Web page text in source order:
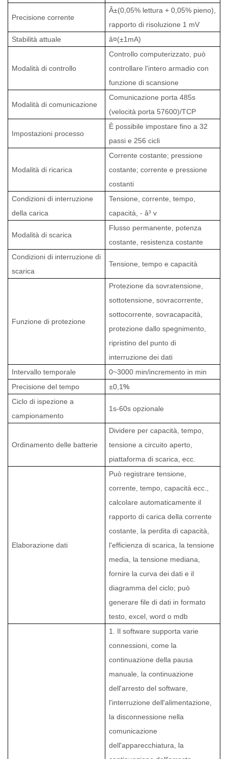
Precisione corrente
Â±(0,05% lettura + 0,05% pieno),
rapporto di risoluzione 1 mV
Stabilità attuale
â¤(±1mA)
Modalità di controllo
Controllo computerizzato, può
controllare l'intero armadio con
funzione di scansione
Modalità di comunicazione
Comunicazione porta 485s
(velocità porta 57600)/TCP
Impostazioni processo
È possibile impostare fino a 32
passi e 256 cicli
Modalità di ricarica
Corrente costante; pressione
costante; corrente e pressione
costanti
Condizioni di interruzione
della carica
Tensione, corrente, tempo,
capacità, -â³ v
Modalità di scarica
Flusso permanente, potenza
costante, resistenza costante
Condizioni di interruzione di
scarica
Tensione, tempo e capacità
Funzione di protezione
Protezione da sovratensione,
sottotensione, sovracorrente,
sottocorrente, sovracapacità,
protezione dallo spegnimento,
ripristino del punto di
interruzione dei dati
Intervallo temporale
0~3000 min/incremento in min
Precisione del tempo
±0,1%
Ciclo di ispezione a
campionamento
1s-60s opzionale
Ordinamento delle batterie
Dividere per capacità, tempo,
tensione a circuito aperto,
piattaforma di scarica, ecc.
Elaborazione dati
Può registrare tensione,
corrente, tempo, capacità ecc.,
calcolare automaticamente il
rapporto di carica della corrente
costante, la perdita di capacità,
l'efficienza di scarica, la tensione
media, la tensione mediana,
fornire la curva dei dati e il
diagramma del ciclo; può
generare file di dati in formato
testo, excel, word o mdb
1. Il software supporta varie
connessioni, come la
continuazione della pausa
manuale, la continuazione
dell'arresto del software,
l'interruzione dell'alimentazione,
la disconnessione nella
comunicazione
dell'apparecchiatura, la